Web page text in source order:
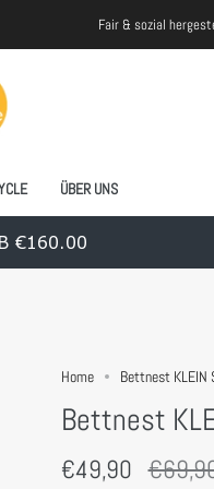
Fair & sozial hergestellt
ÜBER UNS
€160.00
Home Bettnest KLEIN
Bettnest
€49,90